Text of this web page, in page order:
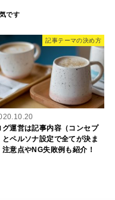
記事テーマの決め方
グ運営は記事内容（コンセプ
とペルソナ設定で全てが決ま
注意点やNG失敗例も紹介！